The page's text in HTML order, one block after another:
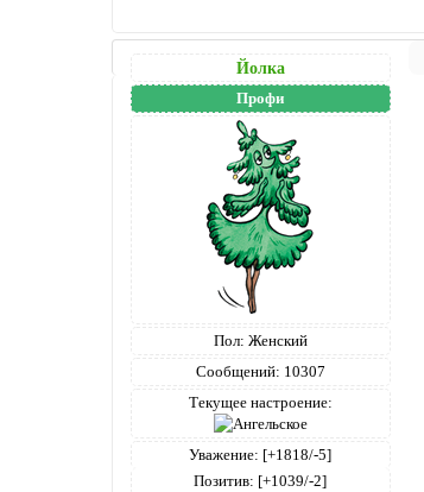
Йолка
Профи
Пол: Женский
Сообщений: 10307
Текущее настроение:
Уважение: [+1818/-5]
Позитив: [+1039/-2]